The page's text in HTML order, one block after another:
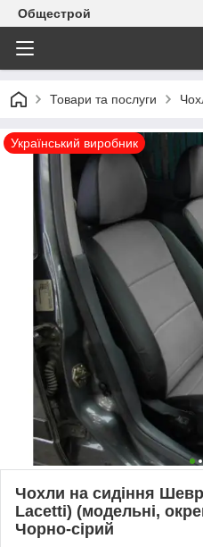
Общестрой
Товари та послуги
Український виробник
Чохли на сидіння
Lacetti) (модельні,
Чорно-сірий